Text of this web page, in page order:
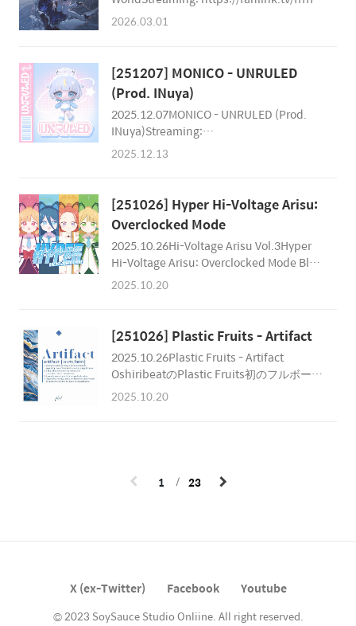
ク)06 NIGHTY SIGNAL (feat. 初音ミク)07
Produce: ARForestArtwork:
2026.03.01
[251207] MONICO - UNRULED
(Prod. INuya)
2025.12.07MONICO - UNRULED (Prod.
INuya)Streaming:
https://linkco.re/9eS17Z5Y?lang=ja 作編
Park
2025.12.13
[251026] Hyper Hi-Voltage Arisu:
Overclocked Mode
2025.10.26Hi-Voltage Arisu Vol.3Hyper
Hi-Voltage Arisu: Overclocked Mode Blue
Archive Unofficial Fan Arrange
https://x.com/rud_bag MUSICAisE
https://x.com/aiceaise_Cinamoro
https://x.com/47_moruuDECOYTRIO
https://x.com/decoytriodirty magiq
https://x.com/dirty_magiqFUT3R
2025.10.20
[251026] Plastic Fruits - Artifact
2025.10.26Plastic Fruits - Artifact
OshiribeatのPlastic Fruits初のフルボーカ
ルアルバム。豪華メンバーによるリミック
FruitsFeaturing Credits : 宮舞モカ, 花隈千
冬, Eri, Yuma, Mai, 夏色花梨, 無來Remixer :
2025.10.20
1 23
X (ex-Twitter) Facebook Youtube
© 2023 SoySauce Studio Onliine. All right reserved.